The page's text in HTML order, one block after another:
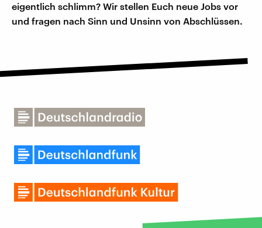
eigentlich schlimm? Wir stellen Euch neue Jobs vor
und fragen nach Sinn und Unsinn von Abschlüssen.